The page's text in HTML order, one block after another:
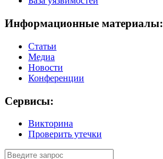
Информационные материалы:
Статьи
Медиа
Новости
Конференции
Сервисы:
Викторина
Проверить утечки